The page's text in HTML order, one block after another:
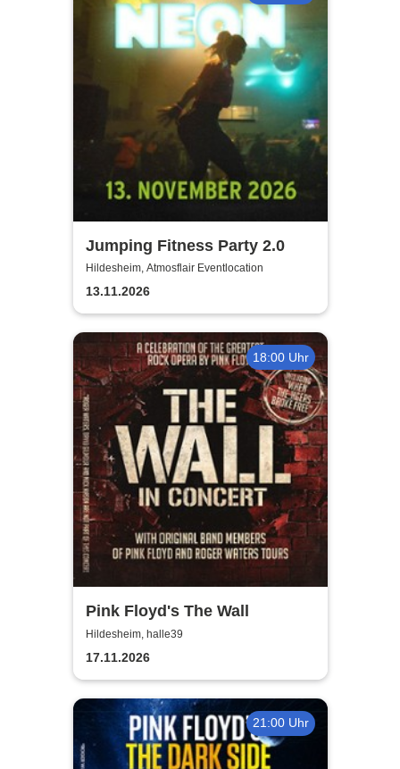
Jumping Fitness Party 2.0
Hildesheim, Atmosflair Eventlocation
13.11.2026
18:00 Uhr
Pink Floyd's The Wall
Hildesheim, halle39
17.11.2026
21:00 Uhr